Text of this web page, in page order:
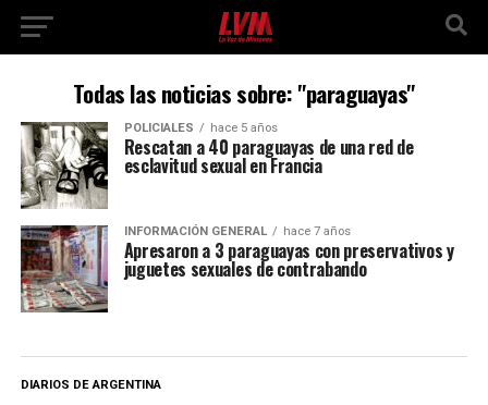
Todas las noticias sobre: "paraguayas"
POLICIALES hace 5 años
Rescatan a 40 paraguayas de una red de
esclavitud sexual en Francia
INFORMACIÓN GENERAL hace 7 años
Apresaron a 3 paraguayas con preservativos y
juguetes sexuales de contrabando
DIARIOS DE ARGENTINA